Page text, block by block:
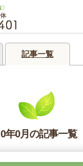
記事一覧
0年0月の記事一覧